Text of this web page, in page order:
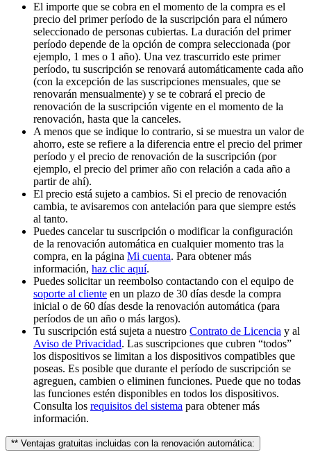
El importe que se cobra en el momento de la compra es el
precio del primer período de la suscripción para el número
seleccionado de personas cubiertas. La duración del primer
período depende de la opción de compra seleccionada (por
ejemplo, 1 mes o 1 año). Una vez trascurrido este primer
período, tu suscripción se renovará automáticamente cada año
(con la excepción de las suscripciones mensuales, que se
renovarán mensualmente) y se te cobrará el precio de
renovación de la suscripción vigente en el momento de la
renovación, hasta que la canceles.
A menos que se indique lo contrario, si se muestra un valor de
ahorro, este se refiere a la diferencia entre el precio del primer
período y el precio de renovación de la suscripción (por
ejemplo, el precio del primer año con relación a cada año a
partir de ahí).
El precio está sujeto a cambios. Si el precio de renovación
cambia, te avisaremos con antelación para que siempre estés
al tanto.
Puedes cancelar tu suscripción o modificar la configuración
de la renovación automática en cualquier momento tras la
compra, en la página Mi cuenta. Para obtener más
información, haz clic aquí.
Puedes solicitar un reembolso contactando con el equipo de
soporte al cliente en un plazo de 30 días desde la compra
inicial o de 60 días desde la renovación automática (para
períodos de un año o más largos).
Tu suscripción está sujeta a nuestro Contrato de Licencia y al
Aviso de Privacidad. Las suscripciones que cubren “todos”
los dispositivos se limitan a los dispositivos compatibles que
poseas. Es posible que durante el período de suscripción se
agreguen, cambien o eliminen funciones. Puede que no todas
las funciones estén disponibles en todos los dispositivos.
Consulta los requisitos del sistema para obtener más
información.
** Ventajas gratuitas incluidas con la renovación automática: